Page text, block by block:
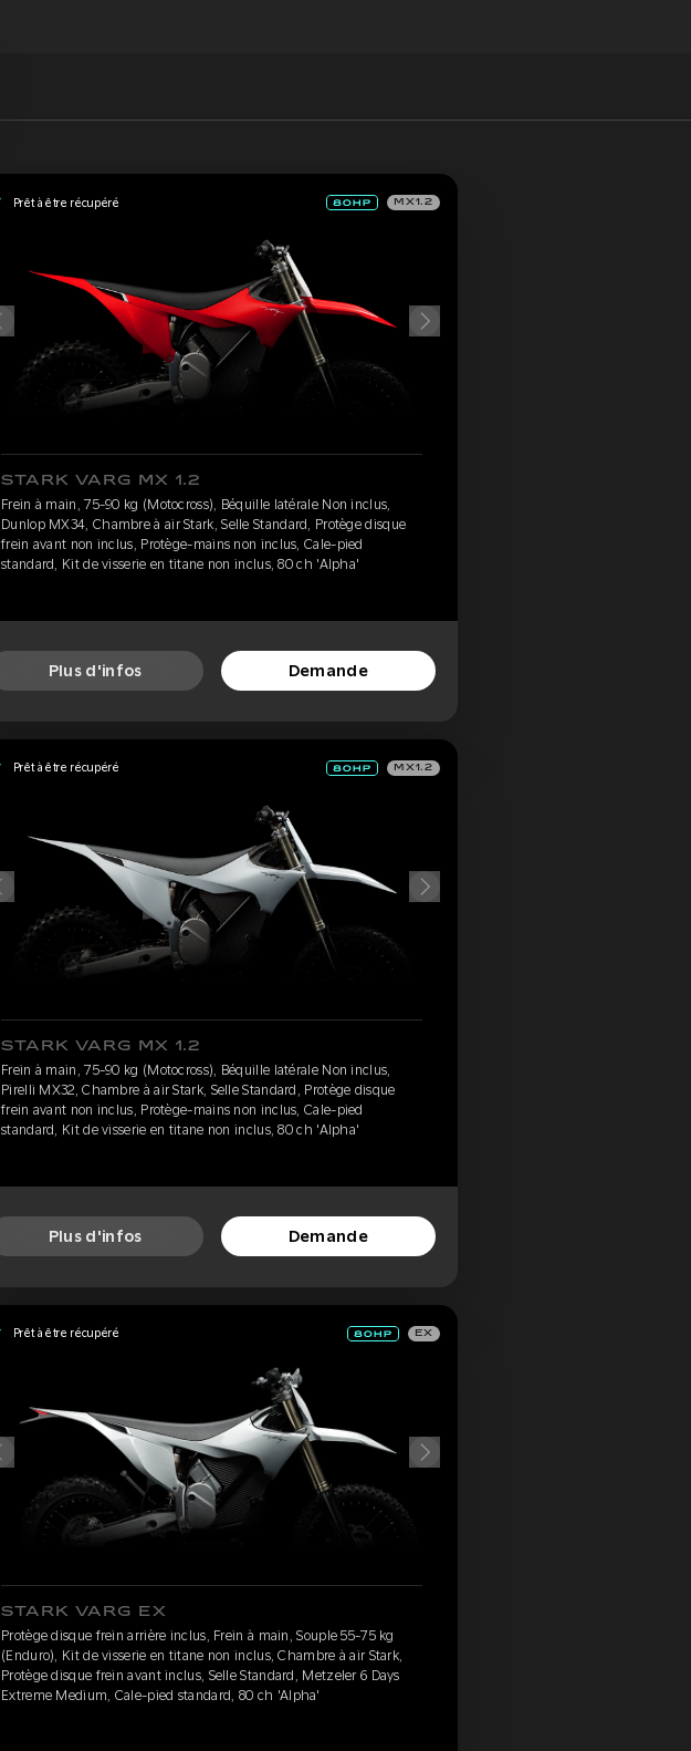
Prêt à être récupéré MX1.2
STARK VARG MX 1.2
Frein à main, 75-90 kg (Motocross), Béquille latérale Non inclus,
Dunlop MX34, Chambre à air Stark, Selle Standard, Protège disque
frein avant non inclus, Protège-mains non inclus, Cale-pied
standard, Kit de visserie en titane non inclus, 80 ch 'Alpha'
Plus d'infos Demande
Prêt à être récupéré MX1.2
STARK VARG MX 1.2
Frein à main, 75-90 kg (Motocross), Béquille latérale Non inclus,
Pirelli MX32, Chambre à air Stark, Selle Standard, Protège disque
frein avant non inclus, Protège-mains non inclus, Cale-pied
standard, Kit de visserie en titane non inclus, 80 ch 'Alpha'
Plus d'infos Demande
Prêt à être récupéré EX
STARK VARG EX
Protège disque frein arrière inclus, Frein à main, Souple 55-75 kg
(Enduro), Kit de visserie en titane non inclus, Chambre à air Stark,
Protège disque frein avant inclus, Selle Standard, Metzeler 6 Days
Extreme Medium, Cale-pied standard, 80 ch 'Alpha'